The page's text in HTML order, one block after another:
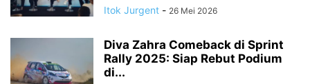
Itok Jurgent - 26 Mei 2026
Diva Zahra Comeback di Sprint
Rally 2025: Siap Rebut Podium
di...